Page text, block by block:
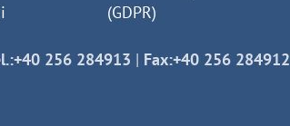
(GDPR)
256 284913 | Fax:+40 256 284912